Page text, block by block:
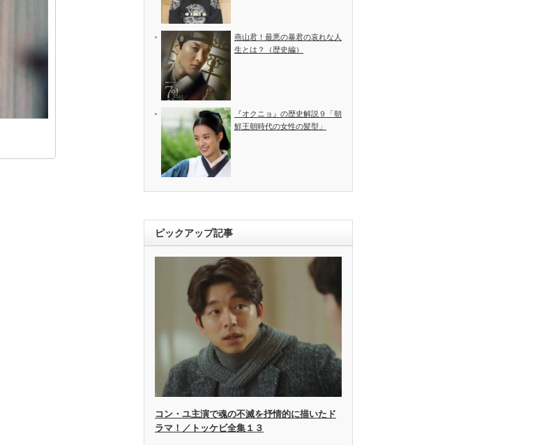
燕山君！最悪の暴君の哀れな人
生とは？（歴史編）
『オクニョ』の歴史解説９「朝
鮮王朝時代の女性の髪型」
ピックアップ記事
コン・ユ主演で魂の不滅を抒情的に描いたド
ラマ！／トッケビ全集１３